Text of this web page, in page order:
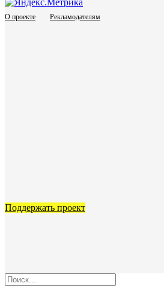
О проекте Рекламодателям
Поддержать проект